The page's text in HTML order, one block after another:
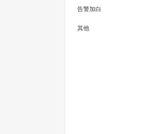
告警加白
其他